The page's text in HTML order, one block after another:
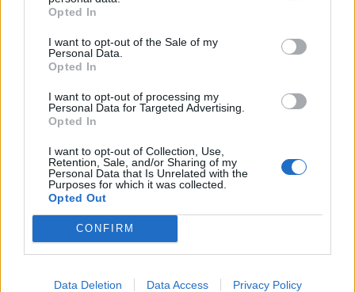
Opted In
I want to opt-out of the Sale of my
Personal Data.
Opted In
I want to opt-out of processing my
Personal Data for Targeted Advertising.
Opted In
I want to opt-out of Collection, Use,
Retention, Sale, and/or Sharing of my
Personal Data that Is Unrelated with the
Purposes for which it was collected.
Opted Out
CONFIRM
Data Deletion Data Access Privacy Policy
Laufenlerner
Und wieder ist es passiert und ich benötige neue
Nachbarn. LG
zwergschuh
Nachwuchs-Autor
Wer will ein guter Nachbar sein? Ich möchte gern der
deine werden.